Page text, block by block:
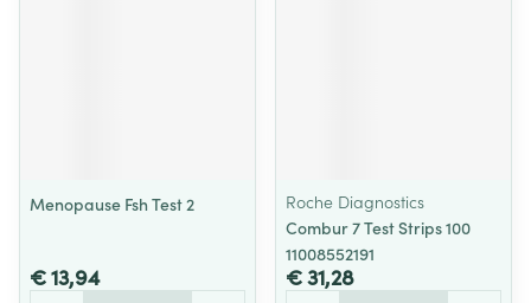
Menopause Fsh Test 2
€ 13,94
Roche Diagnostics
Combur 7 Test Strips 100
11008552191
€ 31,28